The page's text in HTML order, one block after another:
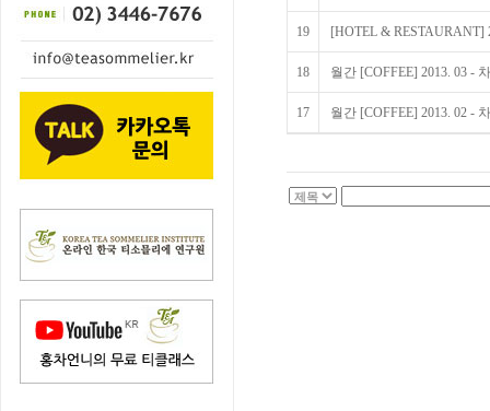
19 [HOTEL & RESTAURANT]
18 월간 [COFFEE] 2013. 03 -
17 월간 [COFFEE] 2013. 02 -